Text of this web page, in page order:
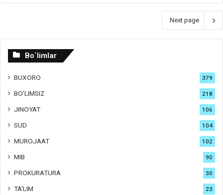
Next page
Bo`limlar
BUXORO 379
BO'LIMSIZ 218
JINOYAT 106
SUD 104
MUROJAAT 102
MIB 90
PROKURATURA 30
TA'LIM 23